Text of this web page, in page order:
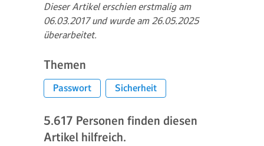
Dieser Artikel erschien erstmalig am
06.03.2017 und wurde am 26.05.2025
überarbeitet.
Themen
Passwort Sicherheit
5.617 Personen finden diesen
Artikel hilfreich.